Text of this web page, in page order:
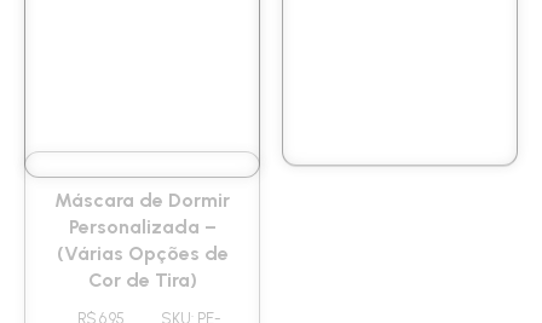
Máscara de Dormir
Personalizada –